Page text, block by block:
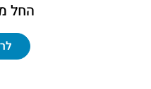
החל מ-